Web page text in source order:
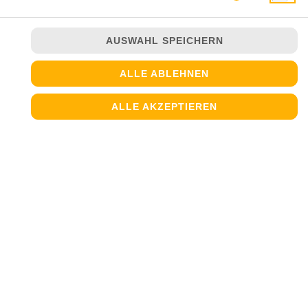
AUSWAHL SPEICHERN
ALLE ABLEHNEN
ALLE AKZEPTIEREN